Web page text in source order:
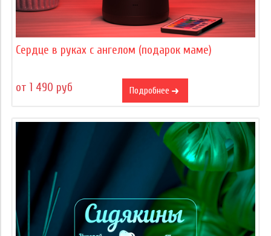
Сердце в руках с ангелом (подарок маме)
от 1 490 руб Подробнее